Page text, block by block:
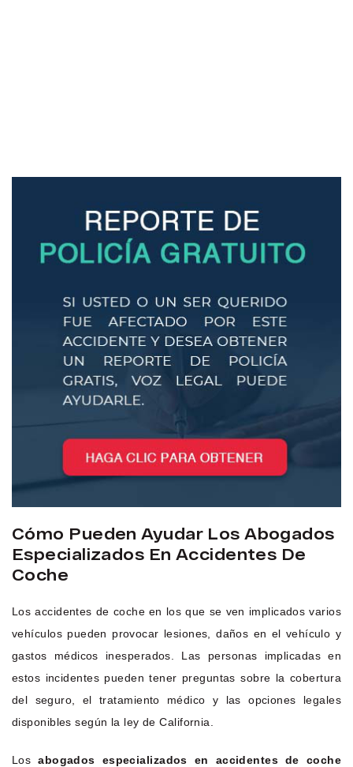
Cómo Pueden Ayudar Los Abogados
Especializados En Accidentes De
Coche
Los accidentes de coche en los que se ven implicados varios
vehículos pueden provocar lesiones, daños en el vehículo y
gastos médicos inesperados. Las personas implicadas en
estos incidentes pueden tener preguntas sobre la cobertura
del seguro, el tratamiento médico y las opciones legales
disponibles según la ley de California.
Losabogados especializados en accidentes de coche